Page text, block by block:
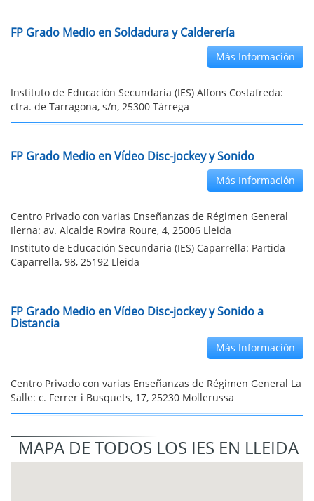
FP Grado Medio en Soldadura y Calderería
Más Información
Instituto de Educación Secundaria (IES) Alfons Costafreda:
ctra. de Tarragona, s/n, 25300 Tàrrega
FP Grado Medio en Vídeo Disc-jockey y Sonido
Más Información
Centro Privado con varias Enseñanzas de Régimen General
Ilerna: av. Alcalde Rovira Roure, 4, 25006 Lleida
Instituto de Educación Secundaria (IES) Caparrella: Partida
Caparrella, 98, 25192 Lleida
FP Grado Medio en Vídeo Disc-jockey y Sonido a
Distancia
Más Información
Centro Privado con varias Enseñanzas de Régimen General La
Salle: c. Ferrer i Busquets, 17, 25230 Mollerussa
MAPA DE TODOS LOS IES EN LLEIDA